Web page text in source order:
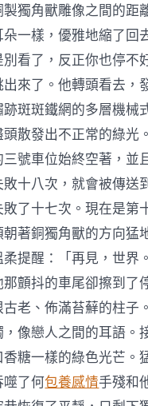
獨角獸雕像之間的距
一樣，優雅地縮了回
看了，反正你也停不
來了。他轉頭看去，
斑斑鐵網的多層機械
散發出不正常的綠光
號車位始終空著，並
十八次，就會被傳送
了十七次。現在是第
著銅獨角獸的方向猛
提醒：「再見，世界
顫抖的車尾卻擦到了
老、佈滿苔蘚的柱子
像戀人之間的耳語。
糖一樣的綠色光芒。
噬了何包養感情手殘和